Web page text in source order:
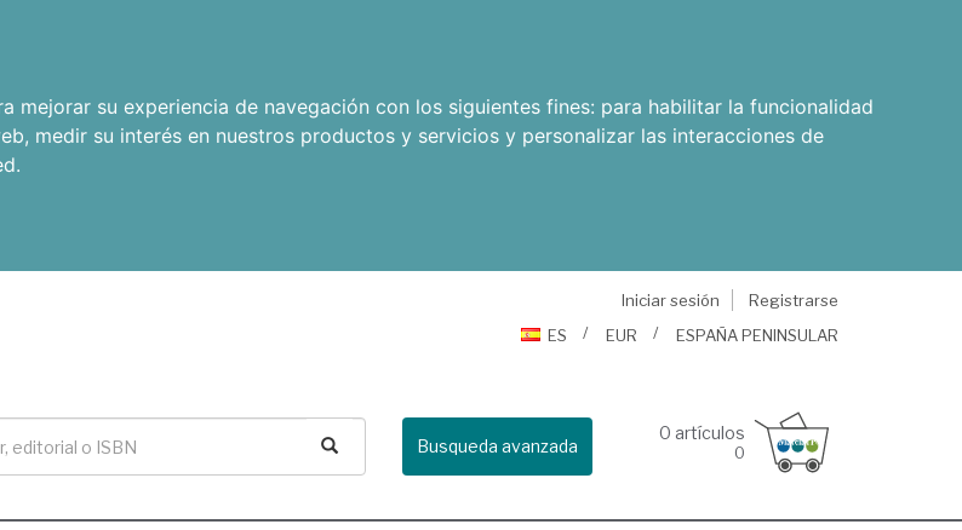
su experiencia de navegación con los siguientes fines: para habilitar la funcionalidad
, medir su interés en nuestros productos y servicios y personalizar las interacciones de
.
Iniciar sesión
Registrarse
ES
EUR ESPAÑA PENINSULAR
Busqueda avanzada
0 artículos
0